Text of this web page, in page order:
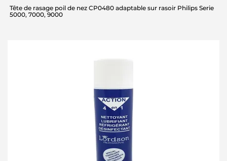
Tête de rasage poil de nez CP0480 adaptable sur rasoir Philips Serie
5000, 7000, 9000